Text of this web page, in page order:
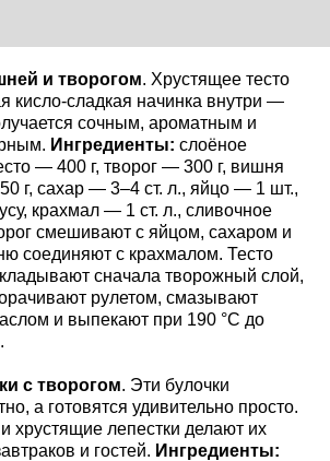
и творогом. Хрустящее тесто
кисло-сладкая начинка внутри —
сочным, ароматным и
Ингредиенты: слоёное
— 400 г, творог — 300 г, вишня
г, сахар — 3–4 ст. л., яйцо — 1 шт.,
крахмал — 1 ст. л., сливочное
смешивают с яйцом, сахаром и
соединяют с крахмалом. Тесто
сначала творожный слой,
рулетом, смазывают
и выпекают при 190 °C до
с творогом. Эти булочки
а готовятся удивительно просто.
хрустящие лепестки делают их
и гостей. Ингредиенты: